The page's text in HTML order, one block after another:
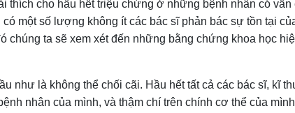
thích cho hầu hết triệu chứng ở những bệnh nhân có vấn
một số lượng không ít các bác sĩ phản bác sự tồn tại
chúng ta sẽ xem xét đến những bằng chứng khoa học
như là không thể chối cãi. Hầu hết tất cả các bác sĩ, kĩ
nhân của mình, và thậm chí trên chính cơ thể của